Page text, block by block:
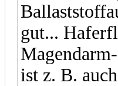
gut...
ist z. B.